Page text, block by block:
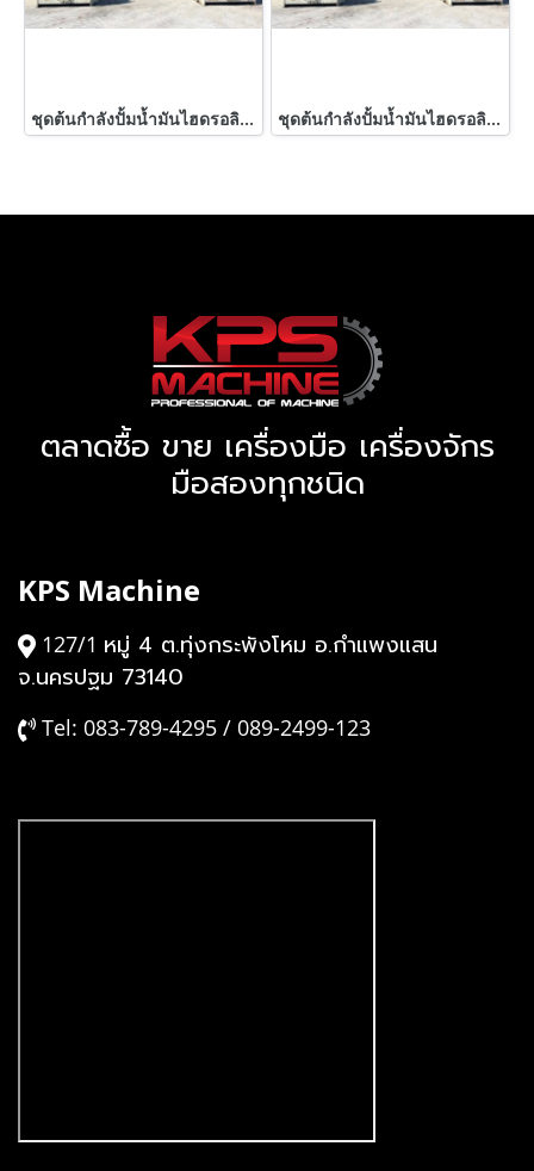
ชุดต้นกำลังปั้มน้ำมันไฮดรอลิค(PowerUnit) HYAIR มีมา 2 ขนาด 15 HP และ 20 HP / Press : 150 Bar / ถังพักบรรจุ 250 Litr 380V เข้ามา 4 ชุด ชุดต้นกำลังปั้มน้ำมันไฮดรอลิค(PowerUnit) HYAIR มีมา 2 ขนาด 15 HP และ 20 HP / Press : 150 Bar / ถังพักบรรจุ 250 Litr 380V
ตลาดซื้อ ขาย เครื่องมือ เครื่องจักร
มือสองทุกชนิด
KPS Machine
127/1 หมู่ 4 ต.ทุ่งกระพังโหม อ.กำแพงแสน
จ.นครปฐม 73140
Tel: 083-789-4295 / 089-2499-123